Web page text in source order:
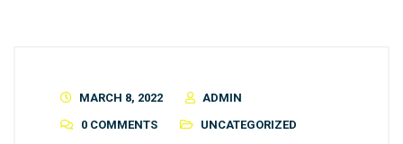
MARCH 8, 2022
ADMIN
0 COMMENTS
UNCATEGORIZED